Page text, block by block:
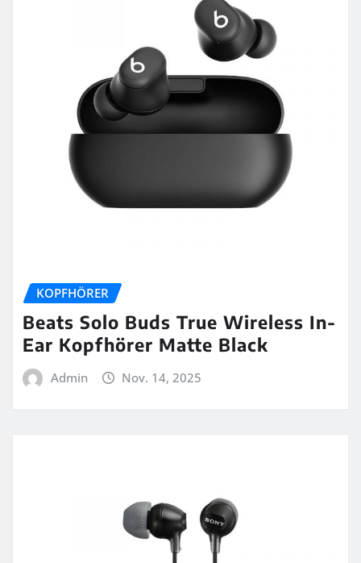
KOPFHÖRER
Beats Solo Buds True Wireless In-
Ear Kopfhörer Matte Black
Admin Nov. 14, 2025